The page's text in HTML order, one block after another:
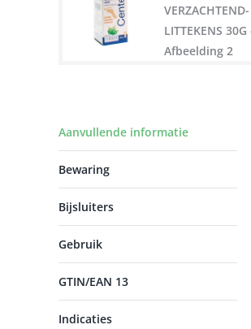
Aanvullende informatie
Bewaring
Bijsluiters
Gebruik
GTIN/EAN 13
Indicaties